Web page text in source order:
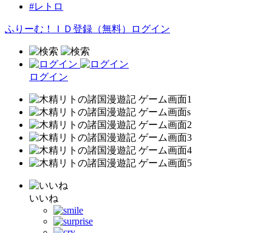
#レトロ
ふりーむ！ＩＤ登録（無料） ログイン
ログイン
いいね